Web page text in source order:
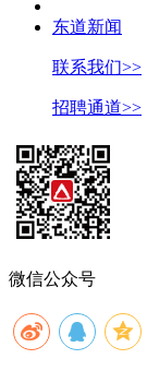
东道新闻
联系我们>>
招聘通道>>
微信公众号